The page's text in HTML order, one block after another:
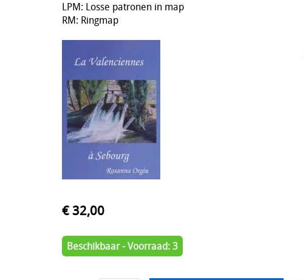
LPM: Losse patronen in map
RM: Ringmap
€ 32,00
Beschikbaar - Voorraad: 3